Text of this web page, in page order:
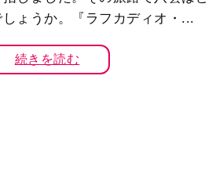
ょうか。『ラフカディオ・...
続きを読む